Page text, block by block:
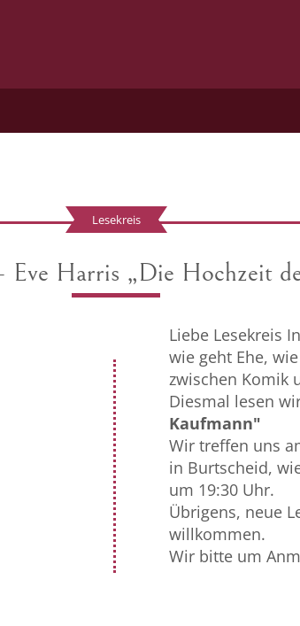
Lesekreis
Harris „Die Hochzeit
Liebe Lesekreis
wie geht Ehe,
zwischen Komik
Diesmal lesen
Kaufmann"
Wir treffen uns
in Burtscheid,
um 19:30 Uhr.
Übrigens, neue
willkommen.
Wir bitte um